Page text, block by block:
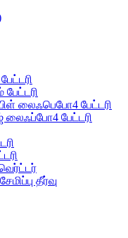
லைஃபெபோ4 பேட்டரி
பேட்டரி
தீர்வு